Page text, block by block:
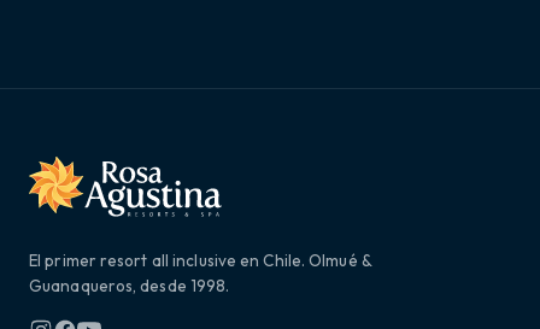
El primer resort all inclusive en Chile. Olmué &
Guanaqueros, desde 1998.